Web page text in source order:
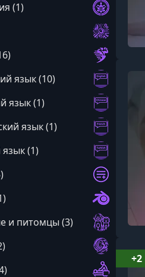
(1)
язык (10)
язык (1)
язык (1)
(1)
и питомцы (3)
+2